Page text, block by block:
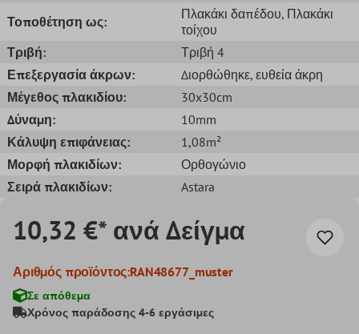
Τοποθέτηση ως:
Πλακάκι δαπέδου, Πλακάκι
τοίχου
Τριβή:
Τριβή 4
Επεξεργασία άκρων:
Διορθώθηκε, ευθεία άκρη
Μέγεθος πλακιδίου:
30x30cm
Δύναμη:
10mm
Κάλυψη επιφάνειας:
1,08m²
Μορφή πλακιδίων:
Ορθογώνιο
Σειρά πλακιδίων:
Astara
10,32 €* ανά Δείγμα
Αριθμός προϊόντος:RAN48677_muster
Σε απόθεμα
Χρόνος παράδοσης 4-6 εργάσιμες